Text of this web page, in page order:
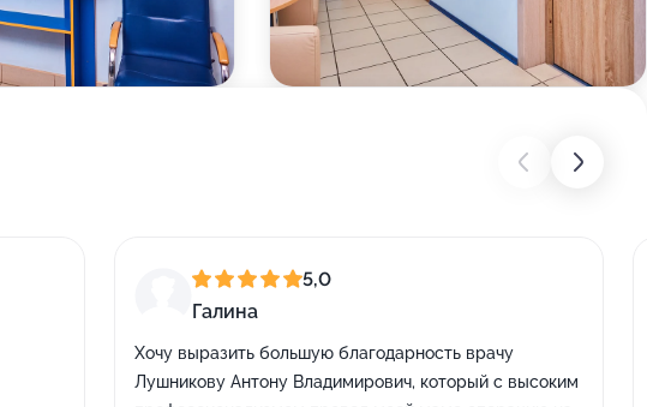
5,0
Галина
Хочу выразить большую благодарность врачу
Лушникову Антону Владимирович, который с высоким